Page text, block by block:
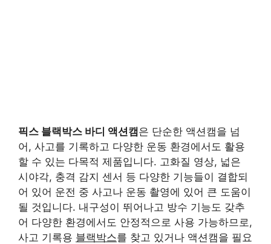
픽스 블랙박스 바디 액션캠은 단순한 액션캠을 넘
어, 사고를 기록하고 다양한 운동 환경에서도 활용
할 수 있는 다목적 제품입니다. 고화질 영상, 넓은
시야각, 충격 감지 센서 등 다양한 기능들이 결합되
어 있어 운전 중 사고나 운동 촬영에 있어 큰 도움이
될 것입니다. 내구성이 뛰어나고 방수 기능도 갖추
어 다양한 환경에서도 안정적으로 사용 가능하므로,
사고 기록용 블랙박스를 찾고 있거나 액션캠을 필요